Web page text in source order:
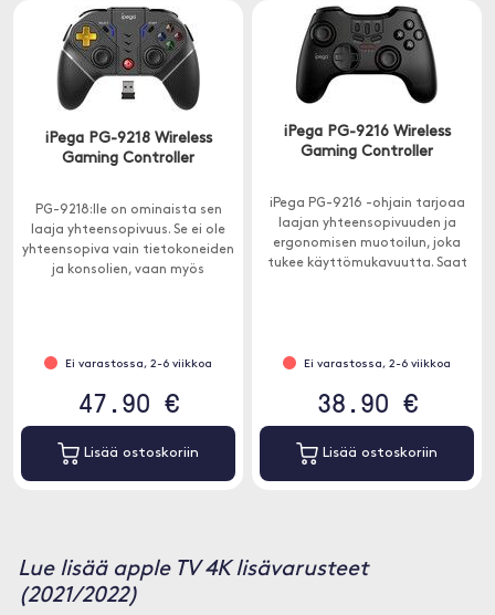
iPega PG-9218 Wireless
Gaming Controller
PG-9218:lle on ominaista sen
laaja yhteensopivuus. Se ei ole
yhteensopiva vain tietokoneiden
ja konsolien, vaan myös
Ei varastossa, 2-6 viikkoa
47.90 €
Lisää ostoskoriin
iPega PG-9216 Wireless
Gaming Controller
iPega PG-9216 -ohjain tarjoaa
laajan yhteensopivuuden ja
ergonomisen muotoilun, joka
tukee käyttömukavuutta. Saat
Ei varastossa, 2-6 viikkoa
38.90 €
Lisää ostoskoriin
Lue lisää apple TV 4K lisävarusteet
(2021/2022)